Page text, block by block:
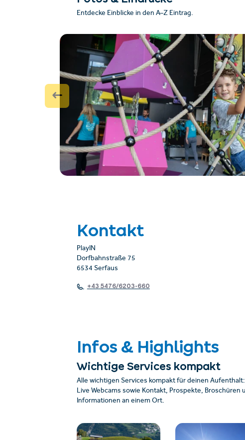
Entdecke Einblicke in den A–Z Eintrag.
Kontakt
PlayIN
Dorfbahnstraße 75
6534 Serfaus
+43 5476/6203-660
Infos & Highlights
Wichtige Services kompakt
Alle wichtigen Services kompakt für deinen
Live Webcams sowie Kontakt, Prospekte, Broschüren
Informationen an einem Ort.